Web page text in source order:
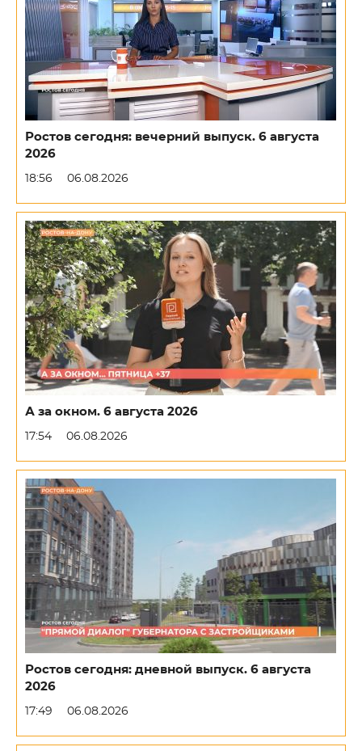
Ростов сегодня: вечерний выпуск. 6 августа
2026
18:56 06.08.2026
А за окном. 6 августа 2026
17:54 06.08.2026
Ростов сегодня: дневной выпуск. 6 августа
2026
17:49 06.08.2026